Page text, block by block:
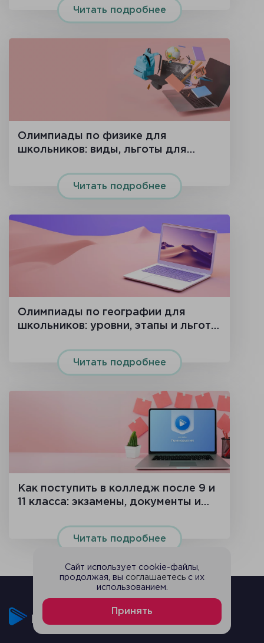
Читать подробнее
Олимпиады по физике для
школьников: виды, льготы для
Читать подробнее
Олимпиады по географии для
школьников: уровни, этапы и льготы
Читать подробнее
Как поступить в колледж после 9 и
11 класса: экзамены, документы и
Читать подробнее
Сайт использует cookie-файлы,
продолжая, вы соглашаетесь с их
использованием.
Принять